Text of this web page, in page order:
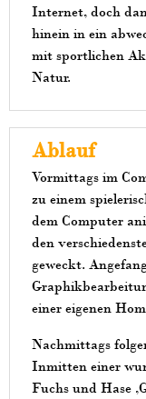
Internet, doch
hinein in ein
mit sportlichen
Natur.
Ablauf
Vormittags im
zu einem
dem Computer
den
geweckt.
einer eigenen
Nachmittags
Inmitten einer
Fuchs und Hase